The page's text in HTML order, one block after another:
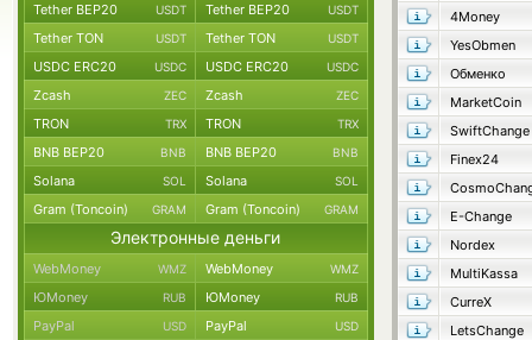
4Money
YesObmen
Обменко
MarketCoin
SwiftChange
Finex24
E-Change
Nordex
MultiKassa
CurreX
LetsChange
Tether BEP20 USDT Tether BEP20 USDT
Tether TON USDT Tether TON USDT
USDC ERC20 USDC USDC ERC20 USDC
Zcash ZEC Zcash ZEC
TRON TRX TRON TRX
BNB BEP20 BNB BNB BEP20 BNB
Solana SOL Solana SOL
Gram (Toncoin) GRAM Gram (Toncoin) GRAM
Электронные деньги
WebMoney WMZ WebMoney WMZ
ЮMoney RUB ЮMoney RUB
PayPal USD PayPal USD